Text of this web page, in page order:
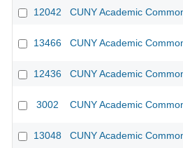
12042 CUNY Academic
13466 CUNY Academic
12436 CUNY Academic
3002 CUNY Academic
13048 CUNY Academic